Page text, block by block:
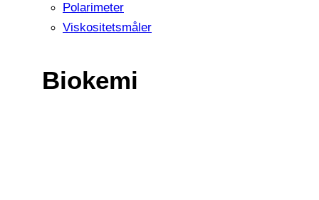
Polarimeter
Viskositetsmåler
Biokemi